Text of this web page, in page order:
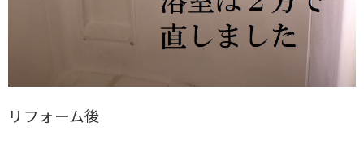
リフォーム後